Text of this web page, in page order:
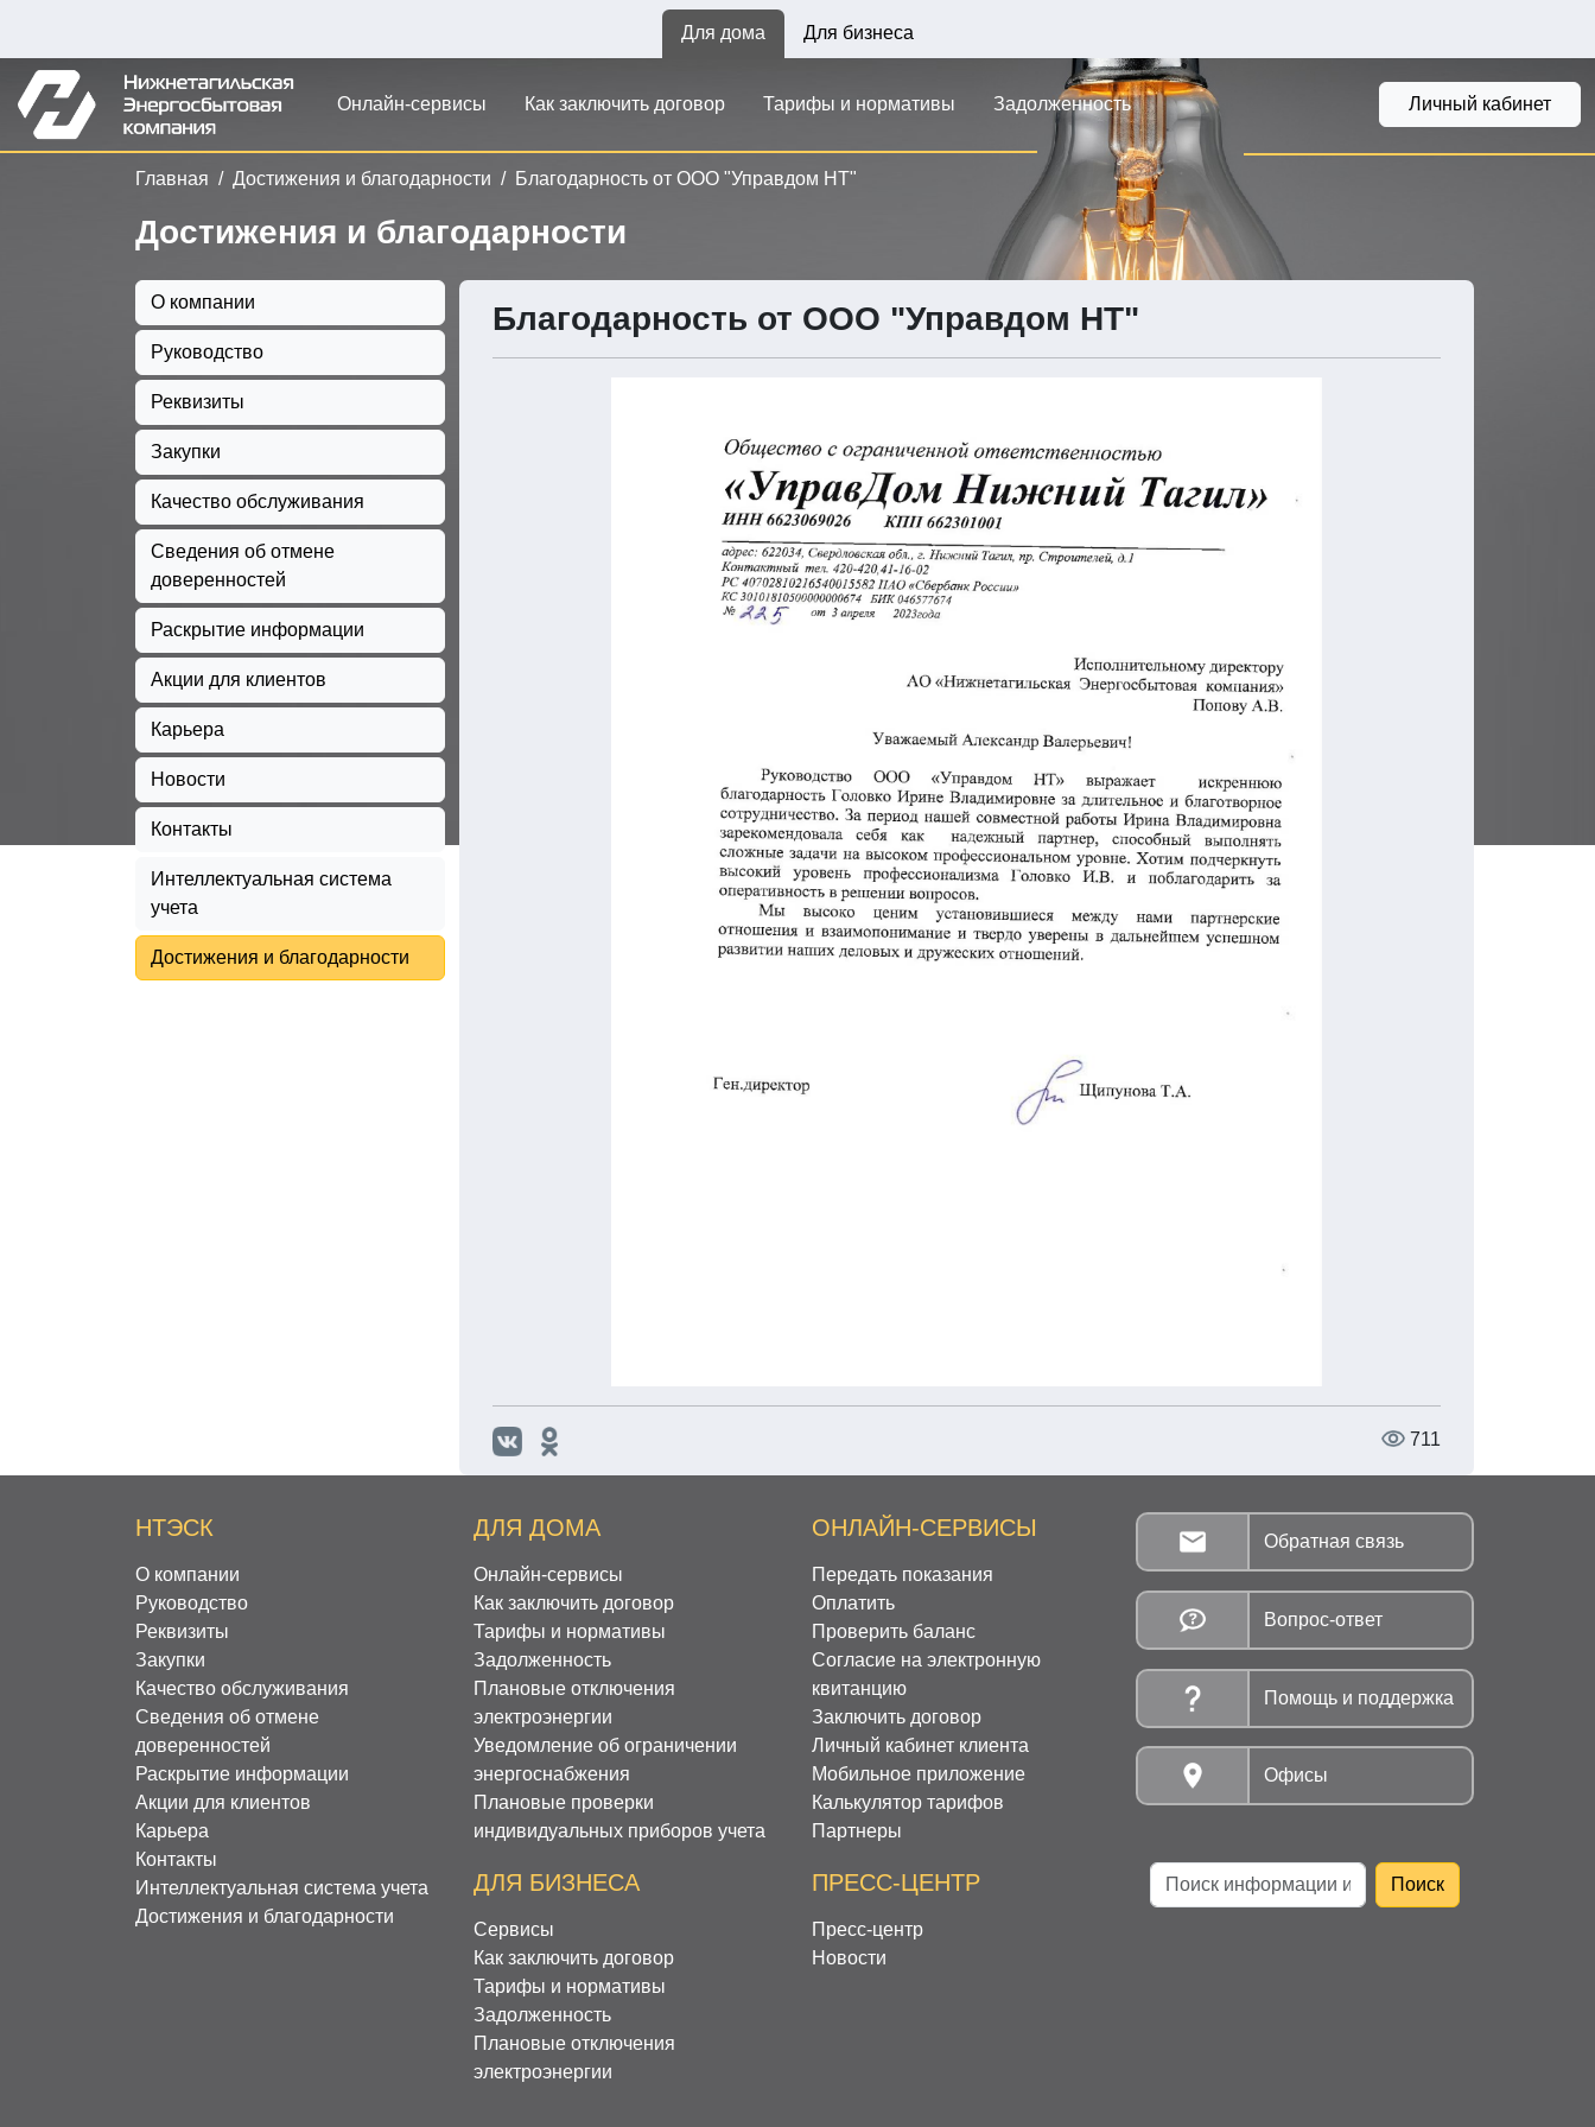
Для дома Для бизнеса
Онлайн-сервисы Как заключить договор Тарифы и нормативы Задолженность Личный кабинет
Главная Достижения и благодарности Благодарность от ООО "Управдом НТ"
Достижения и благодарности
О компании
Руководство
Реквизиты
Закупки
Качество обслуживания
Сведения об отмене
доверенностей
Раскрытие информации
Акции для клиентов
Карьера
Новости
Контакты
Интеллектуальная система
учета
Достижения и благодарности
Благодарность от ООО "Управдом НТ"
711
НТЭСК
О компании
Руководство
Реквизиты
Закупки
Качество обслуживания
Сведения об отмене
доверенностей
Раскрытие информации
Акции для клиентов
Карьера
Контакты
Интеллектуальная система учета
Достижения и благодарности
ДЛЯ ДОМА
Онлайн-сервисы
Как заключить договор
Тарифы и нормативы
Задолженность
Плановые отключения
электроэнергии
Уведомление об ограничении
энергоснабжения
Плановые проверки
индивидуальных приборов учета
ДЛЯ БИЗНЕСА
Сервисы
Как заключить договор
Тарифы и нормативы
Задолженность
Плановые отключения
электроэнергии
ОНЛАЙН-СЕРВИСЫ
Передать показания
Оплатить
Проверить баланс
Согласие на электронную
квитанцию
Заключить договор
Личный кабинет клиента
Мобильное приложение
Калькулятор тарифов
Партнеры
ПРЕСС-ЦЕНТР
Пресс-центр
Новости
Обратная связь
Вопрос-ответ
Помощь и поддержка
Офисы